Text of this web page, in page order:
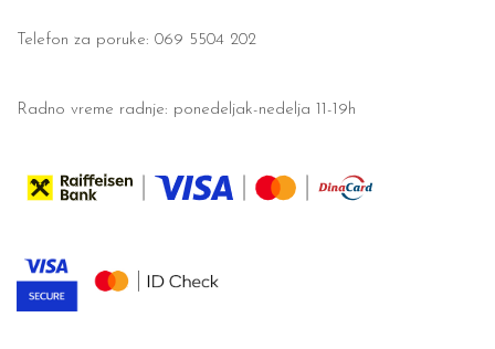
Telefon za poruke: 069 5504 202
Radno vreme radnje: ponedeljak-nedelja 11-19h